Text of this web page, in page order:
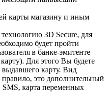
карты магазину и иным
3D Secure, для
будет пройти
в банке-эмитенте
Для этого Вы будете
карту. Вид
это дополнительный
SMS, карта переменных